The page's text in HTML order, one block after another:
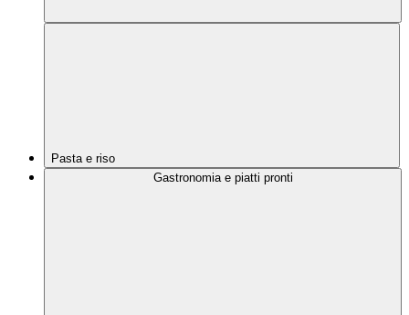
Pasta e riso
Gastronomia e piatti pronti